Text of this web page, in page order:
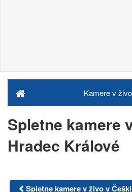
Kamere v živo
Spletne kamere
Hradec Králové
Spletne kamere v živo v